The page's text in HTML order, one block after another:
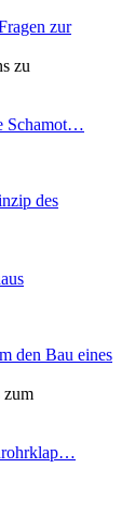
zur
zu
Schamot…
des
den Bau eines
zum